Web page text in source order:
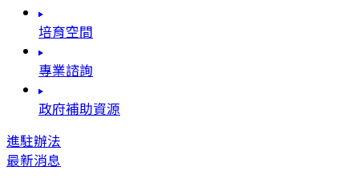
培育空間
專業諮詢
政府補助資源
進駐辦法
最新消息